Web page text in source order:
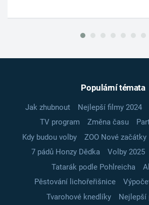
Populární témata
Jak zhubnout Nejlepší filmy 2024
TV program
Změna času
Kdy budou volby
ZOO Nové začátky
7 pádů Honzy Dědka
Volby 2025
Tatarák podle Pohlreicha
Pěstování lichořeřišnice
Tvarohové knedlíky
Nejlepší